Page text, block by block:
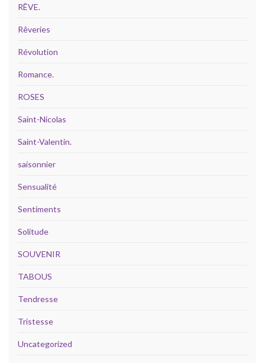
RÊVE.
Rêveries
Révolution
Romance.
ROSES
Saint-Nicolas
Saint-Valentin.
saisonnier
Sensualité
Sentiments
Solitude
SOUVENIR
TABOUS
Tendresse
Tristesse
Uncategorized